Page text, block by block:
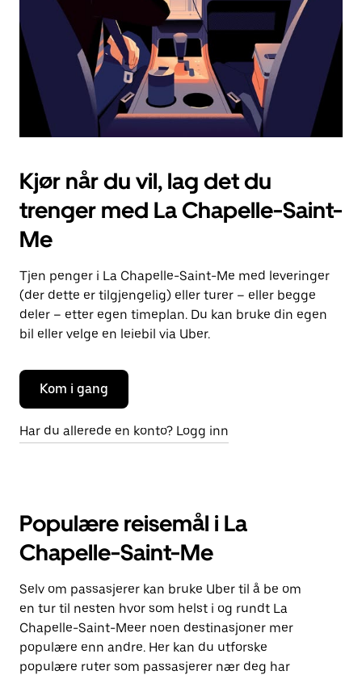
kalenderen.
Kjør når du vil, lag det du
trenger med La Chapelle-Saint-
Me
Tjen penger i La Chapelle-Saint-Me med leveringer
(der dette er tilgjengelig) eller turer – eller begge
deler – etter egen timeplan. Du kan bruke din egen
bil eller velge en leiebil via Uber.
Kom i gang
Har du allerede en konto? Logg inn
Populære reisemål i La
Chapelle-Saint-Me
Selv om passasjerer kan bruke Uber til å be om
en tur til nesten hvor som helst i og rundt La
Chapelle-Saint-Meer noen destinasjoner mer
populære enn andre. Her kan du utforske
populære ruter som passasjerer nær deg har